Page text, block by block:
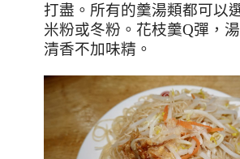
打盡。 所有的羹湯類都可以
米粉或冬粉。花枝羹Q彈，
清香不加味精。